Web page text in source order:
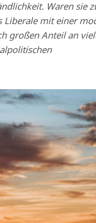
Waren sie
Liberale mit einer
großen Anteil an